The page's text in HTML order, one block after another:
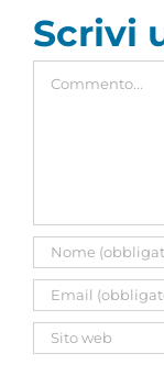
Scrivi